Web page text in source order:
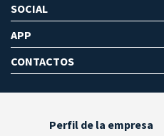
SOCIAL
APP
CONTACTOS
Perfil de la empresa